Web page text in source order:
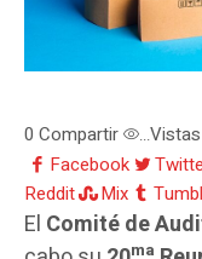
0 Compartir ...Vistas
Facebook
Reddit
Mix
El Comité de
ma